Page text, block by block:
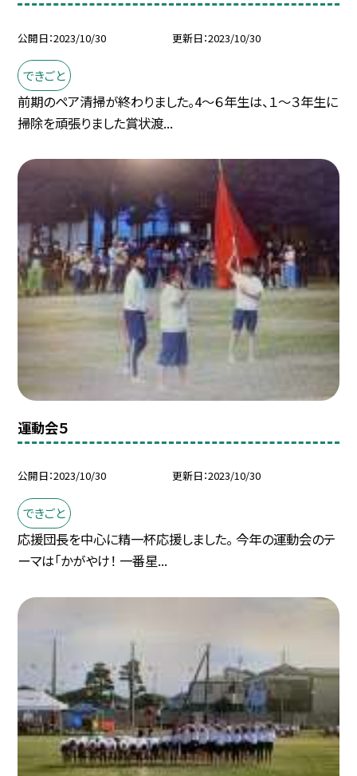
公開日 2023/10/30 更新日 2023/10/30
できごと
前期のペア清掃が終わりました。4〜６年生は、１〜３年生に
掃除を頑張りました賞状渡...
運動会５
公開日 2023/10/30 更新日 2023/10/30
できごと
応援団長を中心に精一杯応援しました。 今年の運動会のテ
ーマは「かがやけ！ 一番星...